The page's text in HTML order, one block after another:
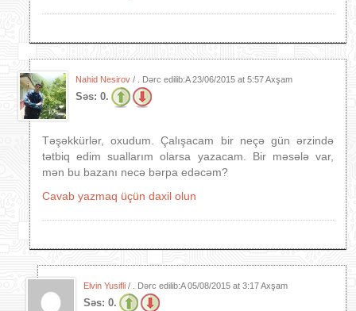
Nahid Nesirov / . Dərc edilib:A23/06/2015 at 5:57 Axşam
Səs: 0.
Təşəkkürlər, oxudum. Çalışacam bir neçə gün ərzində
tətbiq edim suallarım olarsa yazacam. Bir məsələ var,
mən bu bazanı necə bərpa edəcəm?
Cavab yazmaq üçün daxil olun
Elvin Yusifli / . Dərc edilib:A05/08/2015 at 3:17 Axşam
Səs: 0.